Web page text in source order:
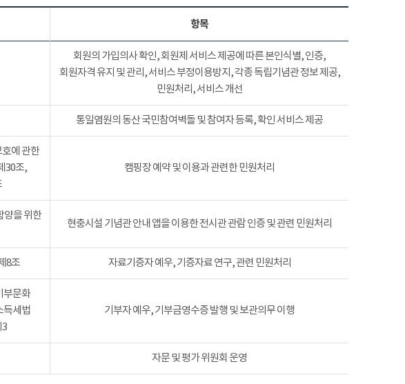
항목
회원의 가입의사 확인, 회원제 서비스 제공에 따른 본인식별, 인증,
회원자격 유지 및 관리, 서비스 부정이용방지, 각종 독립기념관 정보 제공,
민원처리, 서비스 개선
통일염원의 동산 국민참여벽돌 및 참여자 등록, 확인 서비스 제공
에 관한
30조,
캠핑장 예약 및 이용과 관련한 민원처리
양을 위한
현충시설 기념관 안내 앱을 이용한 전시관 관람 인증 및 관련 민원처리
8조 자료기증자 예우, 기증자료 연구, 관련 민원처리
부문화
득세법
기부자 예우, 기부금영수증 발행 및 보관의무 이행
자문 및 평가 위원회 운영